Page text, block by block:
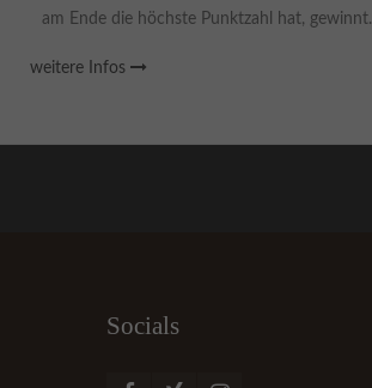
am Ende die höchste Punktzahl hat, gewinnt.
weitere Infos
Socials